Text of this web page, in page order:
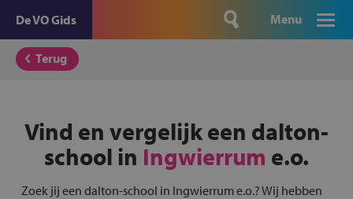
De VO Gids Menu
Terug
Vind en vergelijk een dalton-
school in Ingwierrum e.o.
Zoek jij een dalton-school in Ingwierrum e.o.? Wij hebben